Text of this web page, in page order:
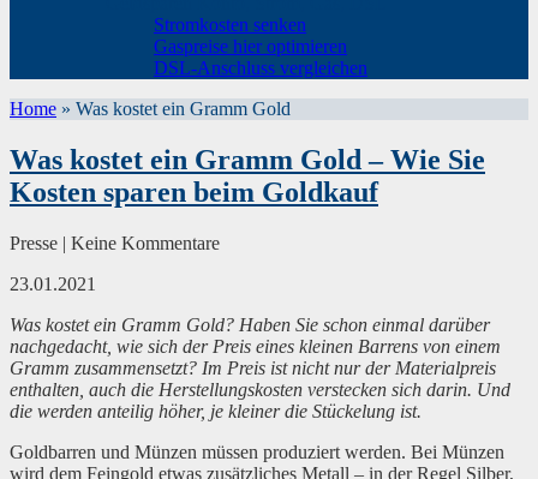
Stromkosten senken
Gaspreise hier optimieren
DSL-Anschluss vergleichen
Home » Was kostet ein Gramm Gold
Was kostet ein Gramm Gold – Wie Sie
Kosten sparen beim Goldkauf
Presse | Keine Kommentare
23.01.2021
Was kostet ein Gramm Gold? Haben Sie schon einmal darüber
nachgedacht, wie sich der Preis eines kleinen Barrens von einem
Gramm zusammensetzt? Im Preis ist nicht nur der Materialpreis
enthalten, auch die Herstellungskosten verstecken sich darin. Und
die werden anteilig höher, je kleiner die Stückelung ist.
Goldbarren und Münzen müssen produziert werden. Bei Münzen
wird dem Feingold etwas zusätzliches Metall – in der Regel Silber,